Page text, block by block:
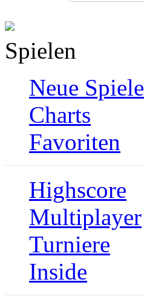
Spielen
Neue Spiele
Charts
Favoriten
Highscore
Multiplayer
Turniere
Inside